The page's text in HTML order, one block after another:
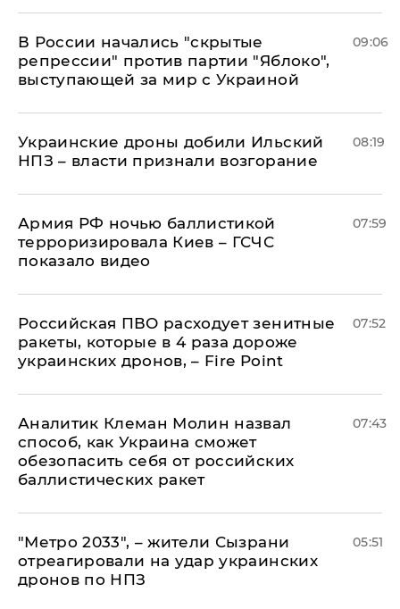
В России начались "скрытые
репрессии" против партии "Яблоко",
выступающей за мир с Украиной
09:06
Украинские дроны добили Ильский
НПЗ – власти признали возгорание
08:19
Армия РФ ночью баллистикой
терроризировала Киев – ГСЧС
показало видео
07:59
Российская ПВО расходует зенитные
ракеты, которые в 4 раза дороже
украинских дронов, – Fire Point
07:52
Аналитик Клеман Молин назвал
способ, как Украина сможет
обезопасить себя от российских
баллистических ракет
07:43
"Метро 2033", – жители Сызрани
отреагировали на удар украинских
дронов по НПЗ
05:51